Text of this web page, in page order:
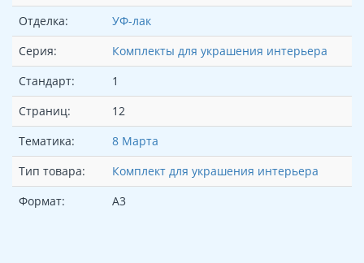
Отделка:
УФ-лак
Серия:
Комплекты для украшения интерьера
Стандарт:
1
Страниц:
12
Тематика:
8 Марта
Тип товара:
Комплект для украшения интерьера
Формат:
А3